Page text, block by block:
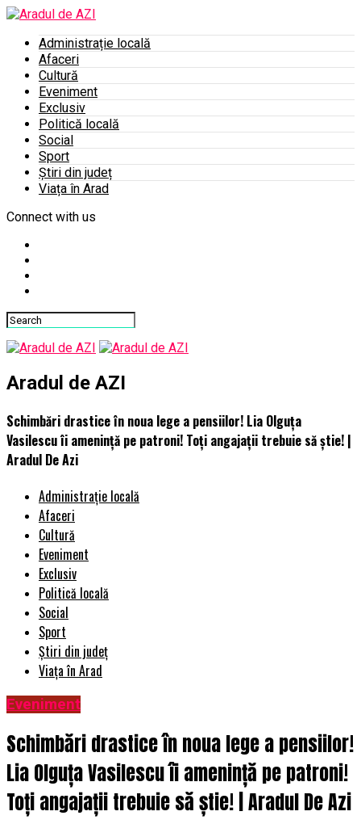
Administrație locală
Afaceri
Cultură
Eveniment
Exclusiv
Politică locală
Social
Sport
Știri din județ
Viața în Arad
Connect with us
Aradul de AZI
Schimbări drastice în noua lege a pensiilor! Lia Olguța
Vasilescu îi amenință pe patroni! Toți angajații trebuie să știe! |
Aradul De Azi
Administrație locală
Afaceri
Cultură
Eveniment
Exclusiv
Politică locală
Social
Sport
Știri din județ
Viața în Arad
Eveniment
Schimbări drastice în noua lege a pensiilor!
Lia Olguța Vasilescu îi amenință pe patroni!
Toți angajații trebuie să știe! | Aradul De Azi